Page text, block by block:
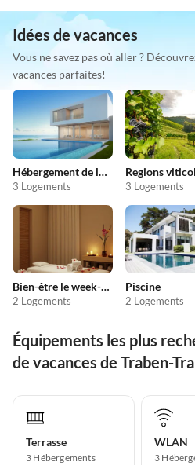
Idées de vacances
Vous ne savez pas où aller ?
vacances parfaites!
Hébergement de luxe
3 Logements
Regions
3 Logements
Bien-être le week-end
2 Logements
Piscine
2 Logements
Équipements les plus
de vacances de Traben-
Terrasse
3 Hébergements
WLAN
3